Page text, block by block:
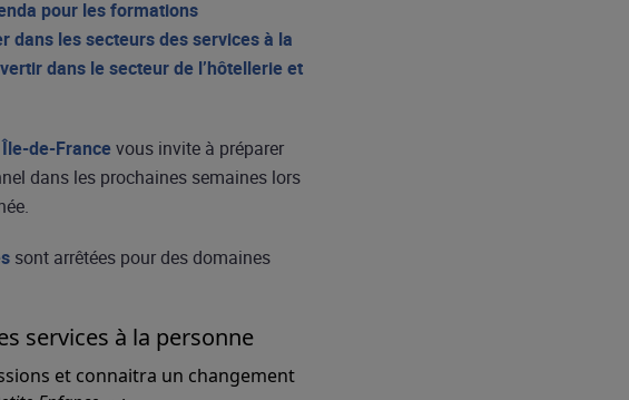
pour les formations
dans les secteurs des services à la
dans le secteur de l’hôtellerie et
de-Francevous invite à préparer
dans les prochaines semaines lors
sont arrêtées pour des domaines
services à la personne
et connaitra un changement